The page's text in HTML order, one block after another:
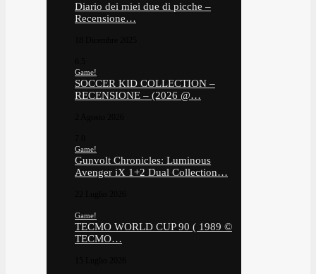
Diario dei miei due di picche –
Recensione…
Game!
SOCCER KID COLLECTION –
RECENSIONE – (2026 @…
Game!
Gunvolt Chronicles: Luminous
Avenger iX 1+2 Dual Collection…
Game!
TECMO WORLD CUP 90 ( 1989 ©
TECMO…